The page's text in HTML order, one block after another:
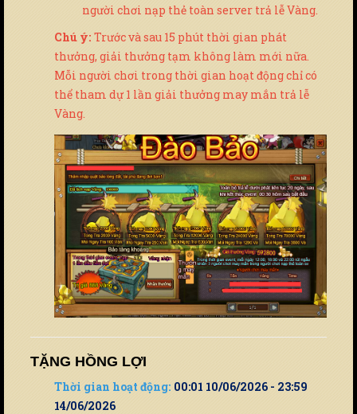
người chơi nạp thẻ toàn server trả lễ Vàng.
Chú ý: Trước và sau 15 phút thời gian phát
thưởng, giải thưởng tạm không làm mới nữa.
Mỗi người chơi trong thời gian hoạt động chỉ có
thể tham dự 1 lần giải thưởng may mắn trả lễ
Vàng.
TẶNG HỒNG LỢI
Thời gian hoạt động: 00:01 10/06/2026 - 23:59
14/06/2026